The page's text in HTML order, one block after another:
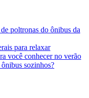
poltronas do ônibus da
para relaxar
você conhecer no verão
sozinhos?